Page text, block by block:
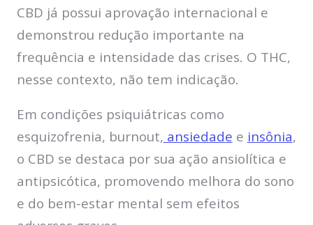
CBD já possui aprovação internacional e
demonstrou redução importante na
frequência e intensidade das crises. O THC,
nesse contexto, não tem indicação.
Em condições psiquiátricas como
esquizofrenia, burnout, ansiedade e insônia,
o CBD se destaca por sua ação ansiolítica e
antipsicótica, promovendo melhora do sono
e do bem-estar mental sem efeitos